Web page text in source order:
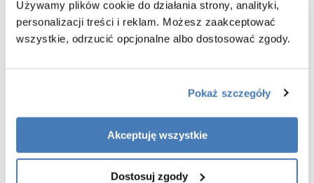
Używamy plików cookie do działania strony, analityki,
personalizacji treści i reklam. Możesz zaakceptować
wszystkie, odrzucić opcjonalne albo dostosować zgody.
Pokaż szczegóły
Akceptuję wszystkie
Dostosuj zgody
bezpieczne szkło hartowane przezroczyste o grubości 8 mm
powłoka Active Shield 2.0 ułatwiająca utrzymanie czystości
praktyczny uchwyt drzwi